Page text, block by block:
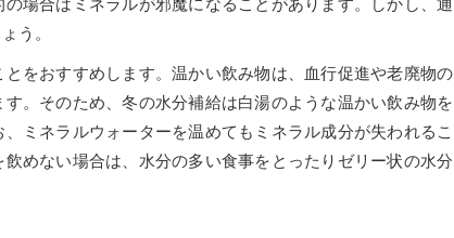
う。
をおすすめします。温かい飲み物は、血行促進や老廃物の
。そのため、冬の水分補給は白湯のような温かい飲み物を
ミネラルウォーターを温めてもミネラル成分が失われるこ
めない場合は、水分の多い食事をとったりゼリー状の水分